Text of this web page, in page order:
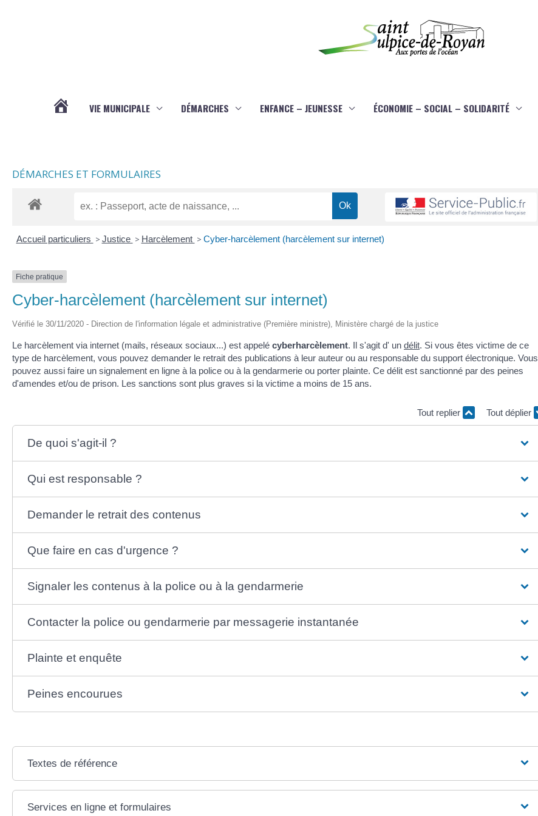
VIE MUNICIPALE DÉMARCHES ENFANCE – JEUNESSE ÉCONOMIE – SOCIAL – SOLIDARITÉ
DÉMARCHES ET FORMULAIRES
Accueil particuliers > Justice > Harcèlement > Cyber-harcèlement (harcèlement sur internet)
Fiche pratique
Cyber-harcèlement (harcèlement sur internet)
Vérifié le 30/11/2020 - Direction de l'information légale et administrative (Première ministre), Ministère chargé de la justice
Le harcèlement via internet (mails, réseaux sociaux...) est appelé cyberharcèlement. Il s'agit d' un délit. Si vous êtes victime de ce
type de harcèlement, vous pouvez demander le retrait des publications à leur auteur ou au responsable du support électronique. Vous
pouvez aussi faire un signalement en ligne à la police ou à la gendarmerie ou porter plainte. Ce délit est sanctionné par des peines
d'amendes et/ou de prison. Les sanctions sont plus graves si la victime a moins de 15 ans.
Tout replier Tout déplier
De quoi s'agit-il ?
Qui est responsable ?
Demander le retrait des contenus
Que faire en cas d'urgence ?
Signaler les contenus à la police ou à la gendarmerie
Contacter la police ou gendarmerie par messagerie instantanée
Plainte et enquête
Peines encourues
Textes de référence
Services en ligne et formulaires